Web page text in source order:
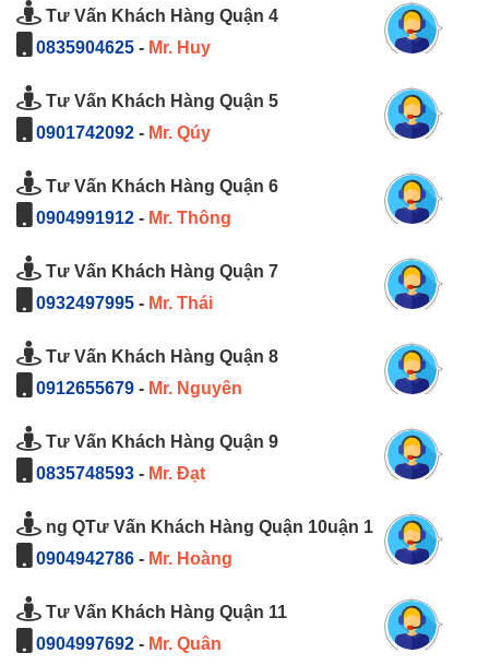
Tư Vấn Khách Hàng Quận 4
0835904625 - Mr. Huy
Tư Vấn Khách Hàng Quận 5
0901742092 - Mr. Qúy
Tư Vấn Khách Hàng Quận 6
0904991912 - Mr. Thông
Tư Vấn Khách Hàng Quận 7
0932497995 - Mr. Thái
Tư Vấn Khách Hàng Quận 8
0912655679 - Mr. Nguyên
Tư Vấn Khách Hàng Quận 9
0835748593 - Mr. Đạt
ng QTư Vấn Khách Hàng Quận 10uận 1
0904942786 - Mr. Hoàng
Tư Vấn Khách Hàng Quận 11
0904997692 - Mr. Quân